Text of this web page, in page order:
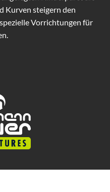
Kurven steigern den
Vorrichtungen für